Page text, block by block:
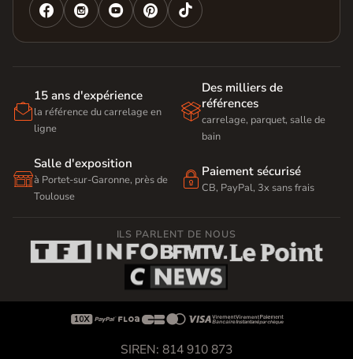
   

15 ans d'expérience
la référence du carrelage en
ligne

Des milliers de
références
carrelage, parquet, salle de
bain

Salle d'exposition
à Portet-sur-Garonne, près de
Toulouse
 Paiement sécurisé
CB, PayPal, 3x sans frais
ILS PARLENT DE NOUS

SIREN: 814 910 873